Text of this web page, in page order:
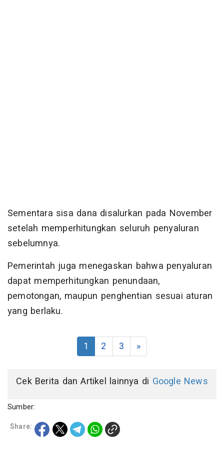
Sementara sisa dana disalurkan pada November
setelah memperhitungkan seluruh penyaluran
sebelumnya.
Pemerintah juga menegaskan bahwa penyaluran
dapat memperhitungkan penundaan,
pemotongan, maupun penghentian sesuai aturan
yang berlaku.
1 2 3 »
Cek Berita dan Artikel lainnya di Google News
Sumber:
Share: